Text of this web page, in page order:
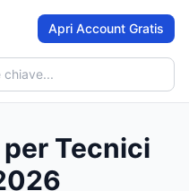
Apri Account Gratis
Tecnici